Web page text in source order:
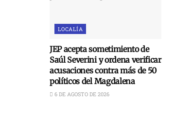
LOCALÍA
JEP acepta sometimiento de
Saúl Severini y ordena verificar
acusaciones contra más de 50
políticos del Magdalena
6 DE AGOSTO DE 2026